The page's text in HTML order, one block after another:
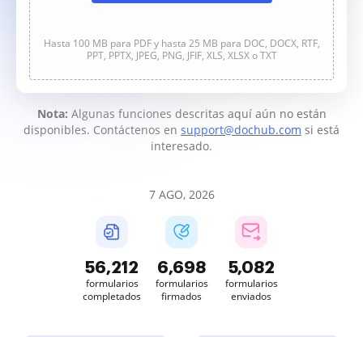
Hasta 100 MB para PDF y hasta 25 MB para DOC, DOCX, RTF,
PPT, PPTX, JPEG, PNG, JFIF, XLS, XLSX o TXT
Nota: Algunas funciones descritas aquí aún no están
disponibles. Contáctenos en support@dochub.com si está
interesado.
7 AGO, 2026
56,212
formularios
completados
6,698
formularios
firmados
5,082
formularios
enviados